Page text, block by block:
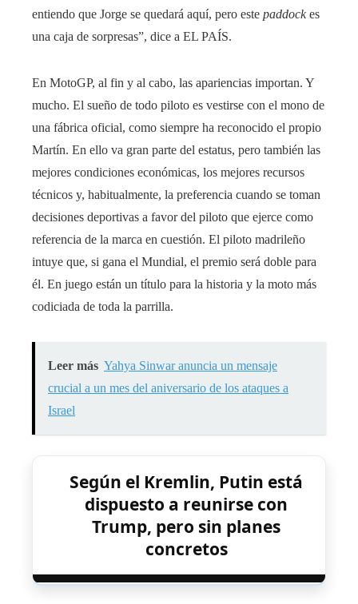
entiendo que Jorge se quedará aquí, pero este paddockes
una caja de sorpresas”, dice a EL PAÍS.
En MotoGP, al fin y al cabo, las apariencias importan. Y
mucho. El sueño de todo piloto es vestirse con el mono de
una fábrica oficial, como siempre ha reconocido el propio
Martín. En ello va gran parte del estatus, pero también las
mejores condiciones económicas, los mejores recursos
técnicos y, habitualmente, la preferencia cuando se toman
decisiones deportivas a favor del piloto que ejerce como
referencia de la marca en cuestión. El piloto madrileño
intuye que, si gana el Mundial, el premio será doble para
él. En juego están un título para la historia y la moto más
codiciada de toda la parrilla.
Leer más Yahya Sinwar anuncia un mensaje
crucial a un mes del aniversario de los ataques a
Israel
Según el Kremlin, Putin está
dispuesto a reunirse con
Trump, pero sin planes
concretos